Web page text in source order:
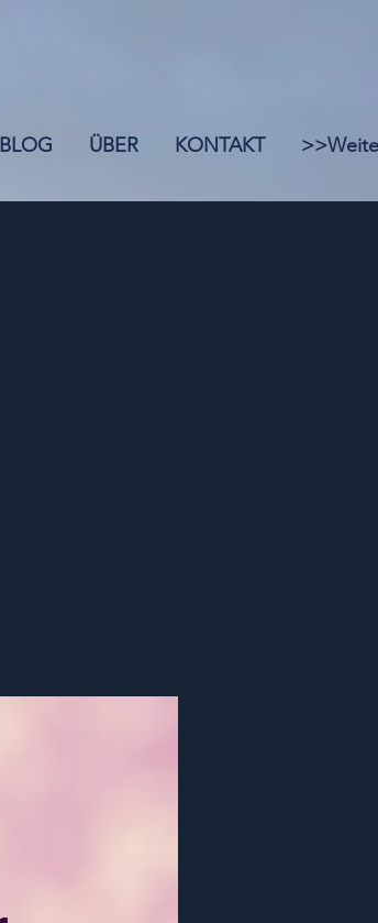
BLOG ÜBER KONTAKT